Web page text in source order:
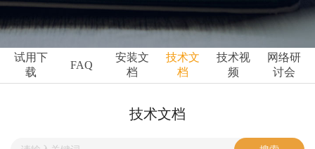
发展历程
企业文化
ARM
Ansys
亿道动态
市场活动
试用下
载
FAQ
安装文
档
技术文
档
技术视
频
网络研
讨会
技术文档